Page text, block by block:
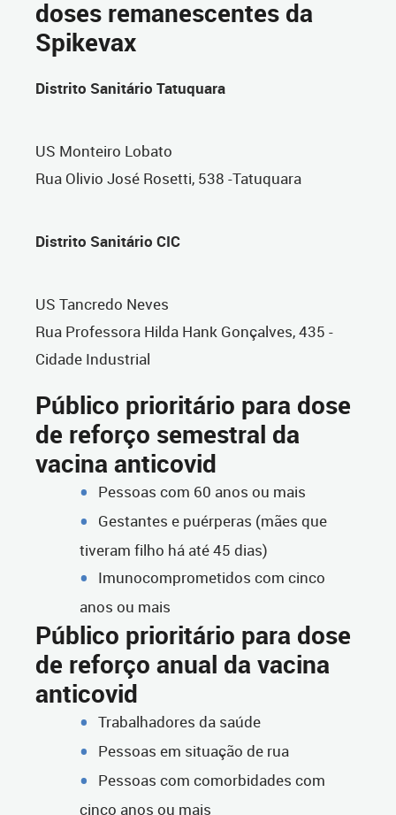
doses remanescentes da
Spikevax
Distrito Sanitário Tatuquara
US Monteiro Lobato
Rua Olivio José Rosetti, 538 -Tatuquara
Distrito Sanitário CIC
US Tancredo Neves
Rua Professora Hilda Hank Gonçalves, 435 -
Cidade Industrial
Público prioritário para dose
de reforço semestral da
vacina anticovid
Pessoas com 60 anos ou mais
Gestantes e puérperas (mães que
tiveram filho há até 45 dias)
Imunocomprometidos com cinco
anos ou mais
Público prioritário para dose
de reforço anual da vacina
anticovid
Trabalhadores da saúde
Pessoas em situação de rua
Pessoas com comorbidades com
cinco anos ou mais